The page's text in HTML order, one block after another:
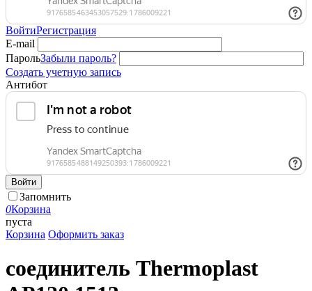
ВойтиРегистрация
E-mail
ПарольЗабыли пароль?
Создать учетную запись
Антибот
Войти
Запомнить
0Корзина
пуста
Корзина Оформить заказ
соединитель Thermoplast